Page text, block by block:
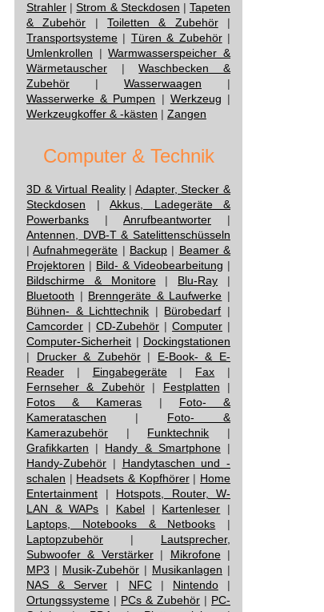
Strahler |Strom & Steckdosen |Tapeten
& Zubehör |Toiletten & Zubehör|
Transportsysteme | Türen & Zubehör|
Umlenkrollen |Warmwasserspeicher &
Wärmetauscher |Waschbecken &
Zubehör | Wasserwaagen |
Wasserwerke & Pumpen | Werkzeug |
Werkzeugkoffer & -kästen | Zangen
Computer & Technik
3D & Virtual Reality| Adapter, Stecker &
Steckdosen | Akkus, Ladegeräte &
Powerbanks | Anrufbeantworter |
Antennen, DVB-T & Satelittenschüsseln
|Aufnahmegeräte | Backup | Beamer &
Projektoren | Bild- & Videobearbeitung |
Bildschirme & Monitore| Blu-Ray |
Bluetooth | Brenngeräte & Laufwerke |
Bühnen- & Lichttechnik | Bürobedarf |
Camcorder | CD-Zubehör | Computer |
Computer-Sicherheit | Dockingstationen
| Drucker & Zubehör| E-Book- & E-
Reader | Eingabegeräte| Fax |
Fernseher & Zubehör| Festplatten |
Fotos & Kameras | Foto- &
Kamerataschen | Foto- &
Kamerazubehör | Funktechnik |
Grafikkarten | Handy & Smartphone|
Handy-Zubehör | Handytaschen und -
schalen | Headsets & Kopfhörer| Home
Entertainment | Hotspots, Router, W-
LAN & WAPs | Kabel| Kartenleser |
Laptops, Notebooks & Netbooks |
Laptopzubehör | Lautsprecher,
Subwoofer & Verstärker| Mikrofone|
MP3 | Musik-Zubehör | Musikanlagen |
NAS & Server | NFC| Nintendo|
Ortungssysteme | PCs & Zubehör | PC-